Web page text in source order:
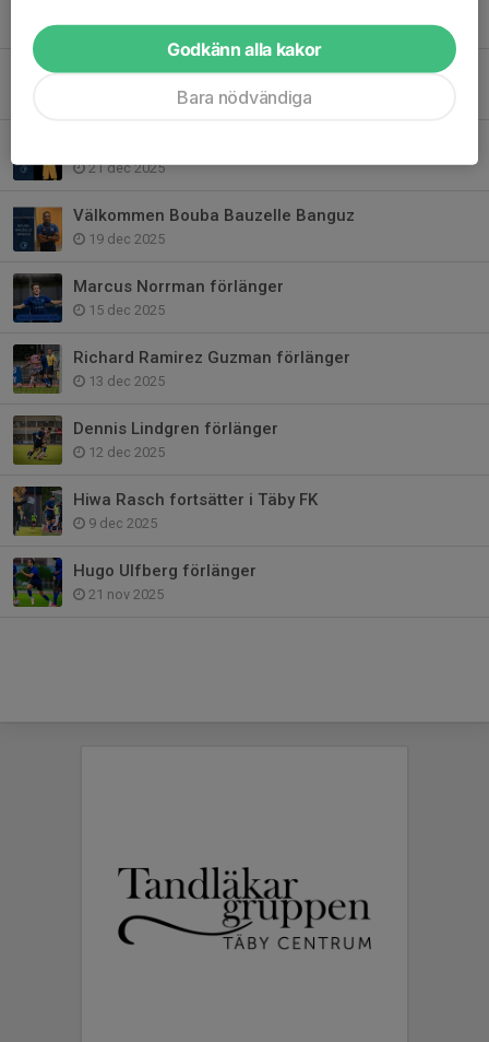
25 feb, 15:00
Välkommen Felix Jaldeborg
21 dec 2025
Välkommen Bouba Bauzelle Banguz
19 dec 2025
Marcus Norrman förlänger
15 dec 2025
Richard Ramirez Guzman förlänger
13 dec 2025
Dennis Lindgren förlänger
12 dec 2025
Hiwa Rasch fortsätter i Täby FK
9 dec 2025
Hugo Ulfberg förlänger
21 nov 2025
Godkänn alla kakor
Bara nödvändiga